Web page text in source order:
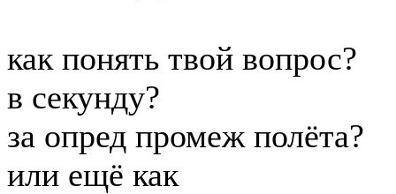
как понять твой вопрос?
в секунду?
за опред промеж полёта?
или ещё как